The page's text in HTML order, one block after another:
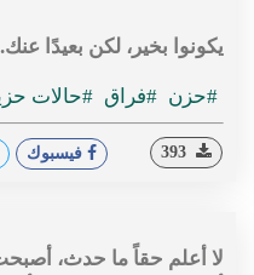
يكونوا بخير، لكن بعيدًا
#حزن #فراق #حالات
فيسبوك
لا أعلم حقاً ما حدث،